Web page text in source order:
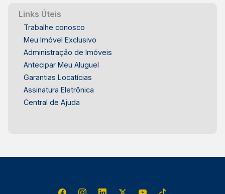
Links Úteis
Trabalhe conosco
Meu Imóvel Exclusivo
Administração de Imóveis
Antecipar Meu Aluguel
Garantias Locatícias
Assinatura Eletrônica
Central de Ajuda